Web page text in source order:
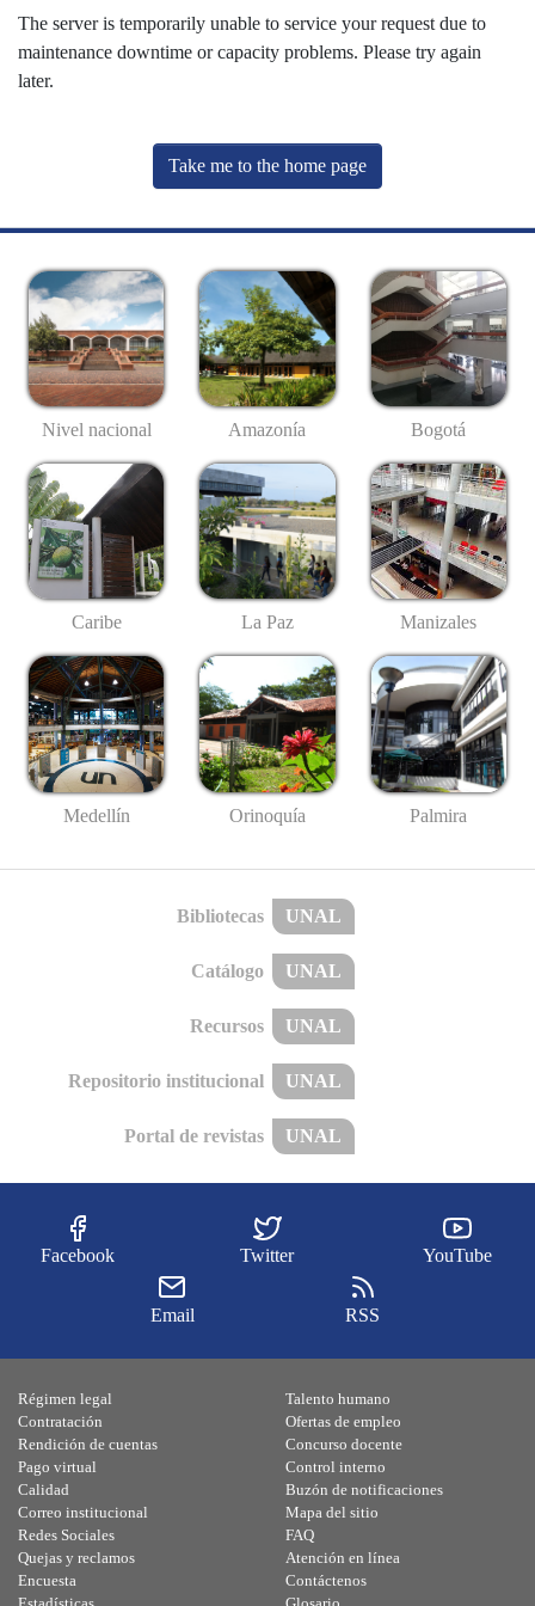
The server is temporarily unable to service your request due to
maintenance downtime or capacity problems. Please try again
later.
Take me to the home page
Nivel nacional Amazonía Bogotá
Caribe La Paz Manizales
Medellín Orinoquía Palmira
Bibliotecas UNAL
Catálogo UNAL
Recursos UNAL
Repositorio institucional UNAL
Portal de revistas UNAL
Facebook Twitter YouTube
Email RSS
Régimen legal
Contratación
Rendición de cuentas
Pago virtual
Calidad
Talento humano
Ofertas de empleo
Concurso docente
Control interno
Buzón de notificaciones
Correo institucional
Redes Sociales
Quejas y reclamos
Encuesta
Mapa del sitio
FAQ
Atención en línea
Contáctenos